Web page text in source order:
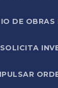
DE